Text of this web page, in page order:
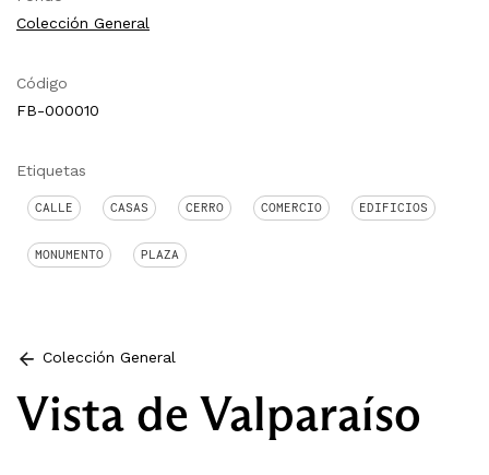
Colección General
Código
FB-000010
Etiquetas
CALLE CASAS CERRO COMERCIO EDIFICIOS
MONUMENTO PLAZA
Colección General
Vista de Valparaíso